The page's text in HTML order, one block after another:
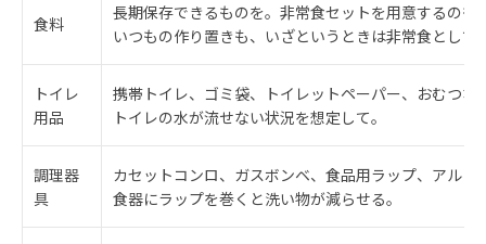
食料
長期保存できるものを。非常食セットを用意するのも
いつもの作り置きも、いざというときは非常食として
トイレ
用品
携帯トイレ、ゴミ袋、トイレットペーパー、おむつな
トイレの水が流せない状況を想定して。
調理器
具
カセットコンロ、ガスボンベ、食品用ラップ、アルミ
食器にラップを巻くと洗い物が減らせる。